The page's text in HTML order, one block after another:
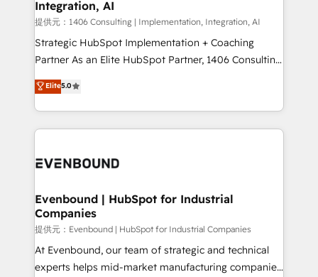
the needs of the customer. We are part of Impresoft
Group, a group of specialized and complementary
companies that divide their offer into 4
Competence Centers: Smart Manufacturing,
The synergies generated by these integrations,
together with the combination of talents, skills,
to accompany companies on their digital
Integration, AI
提供元：1406 Consulting | Implementation, Integration, AI
Strategic HubSpot Implementation + Coaching
Partner As an Elite HubSpot Partner, 1406 Consulting
helps mid-market revenue teams transform how
they sell, market, and serve. We don't just build your
HubSpot—we teach your team to own it, then stay
to help you keep winning. What We Do ⚙️ CRM
Data & Content 📈 Sales & Marketing Alignment +
Agent Creation 🔄 Custom Integrations & Data
Migration Why 1406 We become part of your team.
Your team learns while we build. We fix what others
broke. Built for mid-market reality—practical
solutions that work with your actual headcount and
Elite5.0
Evenbound | HubSpot for Industrial
Companies
提供元：Evenbound | HubSpot for Industrial Companies
At Evenbound, our team of strategic and technical
experts helps mid-market manufacturing companies